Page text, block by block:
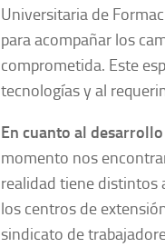
Universitaria de
para acompañar los
comprometida. Este
tecnologías y al
En cuanto al
momento nos
realidad tiene distintos
los centros de
sindicato de